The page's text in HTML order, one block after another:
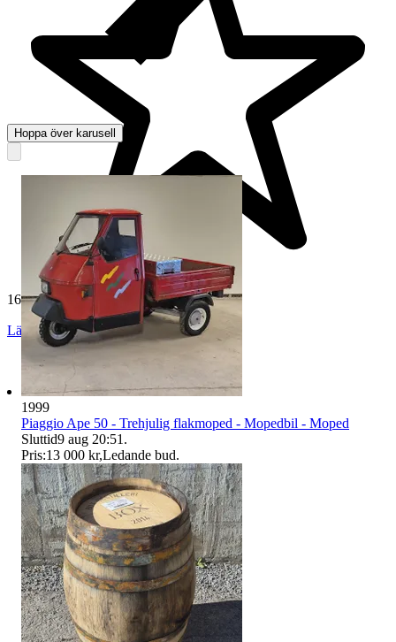
165 012 omdömen
Läs omdömen Följ
Hoppa över karusell
1999
Piaggio Ape 50 - Trehjulig flakmoped - Mopedbil - Moped
Sluttid9 aug 20:51 .
Pris:13 000 kr,Ledande bud.